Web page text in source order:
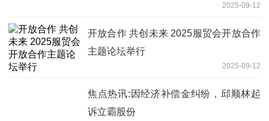
2025-09-12
开放合作 共创未来 2025服贸会开放合作
主题论坛举行
2025-09-12
焦点热讯:因经济补偿金纠纷，邱顺林起
诉立霸股份